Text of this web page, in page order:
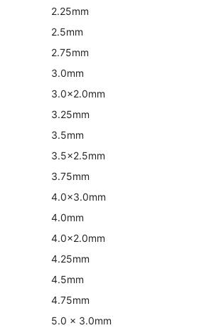
2.25mm
2.5mm
2.75mm
3.0mm
3.0×2.0mm
3.25mm
3.5mm
3.5×2.5mm
3.75mm
4.0×3.0mm
4.0mm
4.0×2.0mm
4.25mm
4.5mm
4.75mm
5.0 x 3.0mm